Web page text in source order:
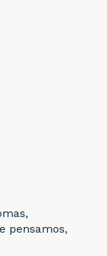
pensamos,